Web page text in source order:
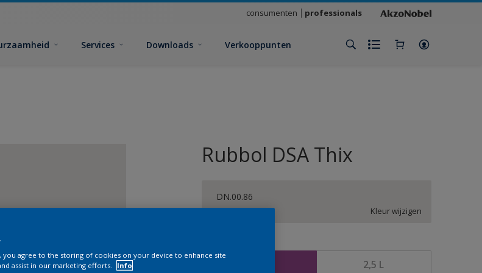
consumenten professionals
Services Downloads Verkooppunten
Rubbol DSA Thix
DN.00.86
Kleur wijzigen
2,5 L
you agree to the storing of cookies on your device to enhance site
assist in our marketing efforts.
Info